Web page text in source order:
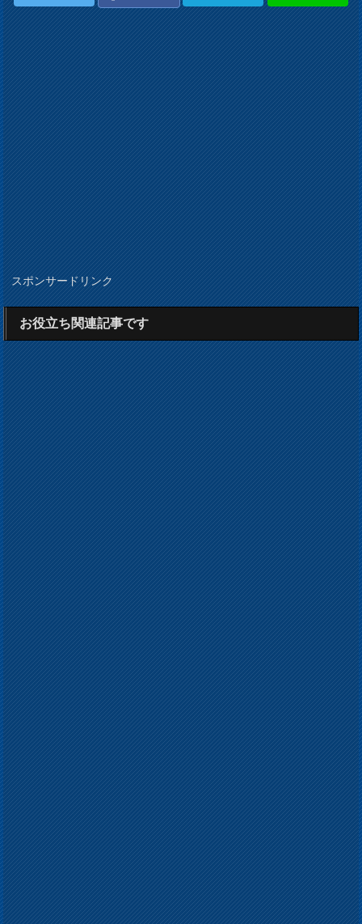
スポンサードリンク
お役立ち関連記事です